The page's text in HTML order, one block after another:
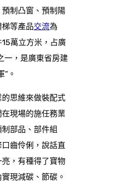
制凸窗、預制陽
等產品交流為
萬立方米，占廣
一，是廣東省房建
。
思維來做裝配式
現場的施任務業
部品、部件組
齒伶俐，說話直
，有種得了寶物
現減碳、節碳。